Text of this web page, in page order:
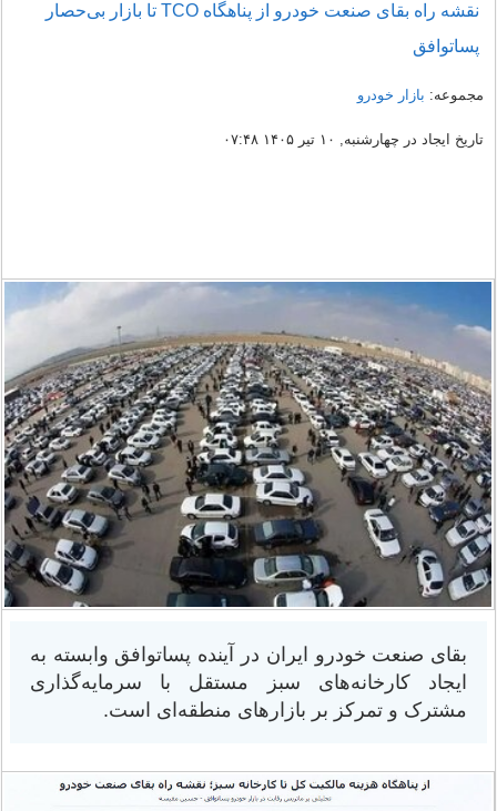
نقشه راه بقای صنعت خودرو از پناهگاه TCO تا بازار بی‌حصار
پسا‌توافق
مجموعه: بازار خودرو
تاریخ ایجاد در چهارشنبه, ۱۰ تیر ۱۴۰۵ ۰۷:۴۸
بقای صنعت خودرو ایران در آینده پسا‌توافق وابسته به
ایجاد کارخانه‌های سبز مستقل با سرمایه‌گذاری
مشترک و تمرکز بر بازارهای منطقه‌ای است.